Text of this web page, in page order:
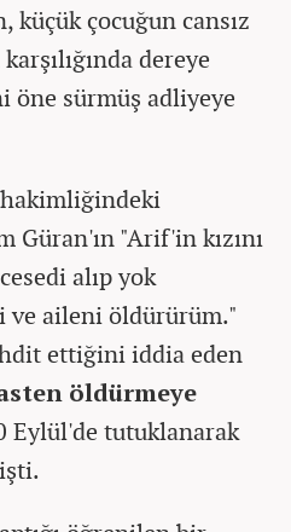
küçük çocuğun cansız
dereye
öne sürmüş adliyeye
hakimliğindeki
Güran'ın "Arif'in kızını
alıp yok
ve aileni öldürürüm."
ettiğini iddia eden
öldürmeye
Eylül'de tutuklanarak